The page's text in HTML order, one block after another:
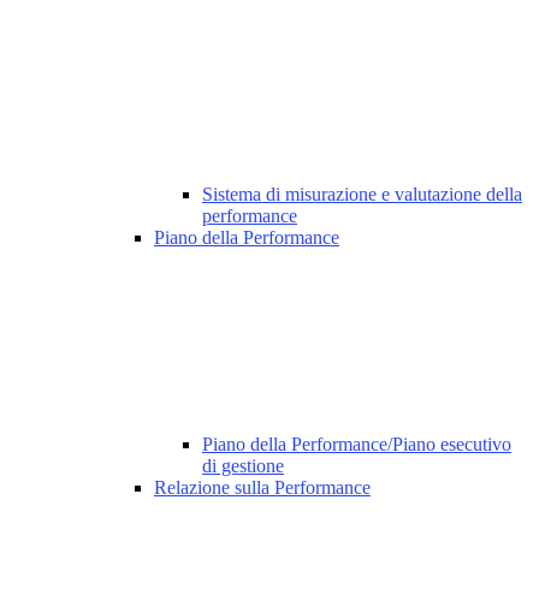
Sistema di misurazione e valutazione della
performance
Piano della Performance
Piano della Performance/Piano esecutivo
di gestione
Relazione sulla Performance